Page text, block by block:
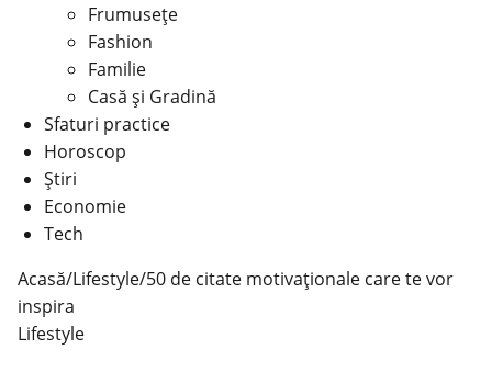
Frumusețe
Fashion
Familie
Casă şi Gradină
Sfaturi practice
Horoscop
Știri
Economie
Tech
Acasă/Lifestyle/50 de citate motivaționale care te vor
inspira
Lifestyle